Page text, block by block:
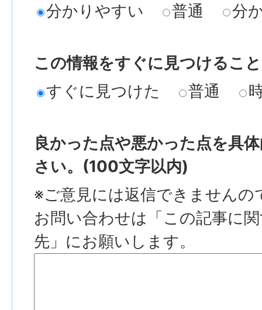
分かりやすい
普通 分
この情報をすぐに見つけるこ
すぐに見つけた
普通
良かった点や悪かった点を具
さい。(100文字以内)
※ご意見には返信できませんの
お問い合わせは「この記事に
先」にお願いします。